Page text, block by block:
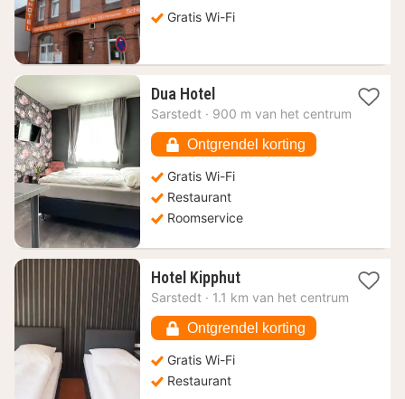
Gratis Wi-Fi
Dua Hotel1
nacht
62,62
€
Sarstedt · 900 m van het centrum
Ontgrendel korting
Gratis Wi-Fi
Restaurant
Roomservice
Hotel Kipphut1
nacht
52,15
€
Sarstedt · 1.1 km van het centrum
Ontgrendel korting
Gratis Wi-Fi
Restaurant